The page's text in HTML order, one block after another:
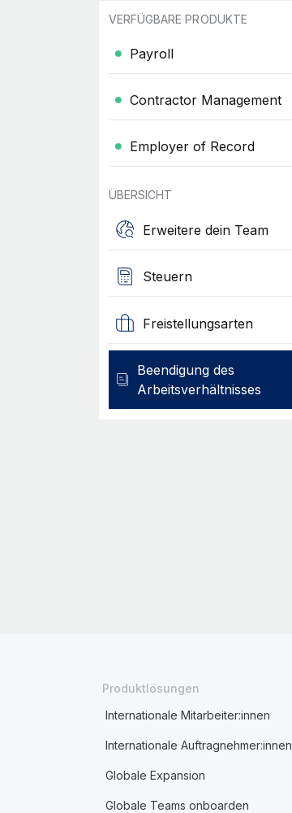
VERFÜGBARE PRODUKTE
Payroll
Contractor Management
Employer of Record
ÜBERSICHT
Erweitere dein Team
Steuern
Freistellungsarten
Beendigung des
Arbeitsverhältnisses
Produktlösungen
Internationale Mitarbeiter:innen
Internationale Auftragnehmer:innen
Globale Expansion
Globale Teams onboarden